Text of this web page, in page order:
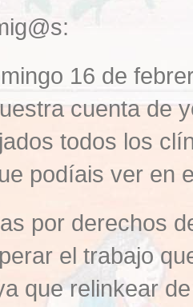
16 de
cuenta de
todos los
podíais ver en
por derechos
el trabajo
que relinkear